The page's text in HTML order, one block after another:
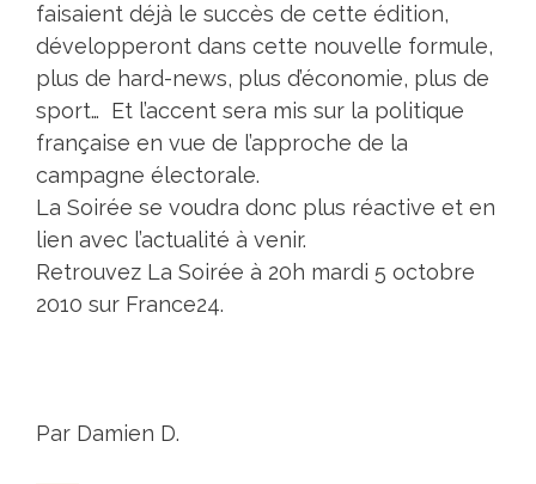
faisaient déjà le succès de cette édition,
développeront dans cette nouvelle formule,
plus de hard-news, plus d’économie, plus de
sport… Et l’accent sera mis sur la politique
française en vue de l’approche de la
campagne électorale.
La Soirée se voudra donc plus réactive et en
lien avec l’actualité à venir.
Retrouvez La Soirée à 20h mardi 5 octobre
2010 sur France24.
Par Damien D.